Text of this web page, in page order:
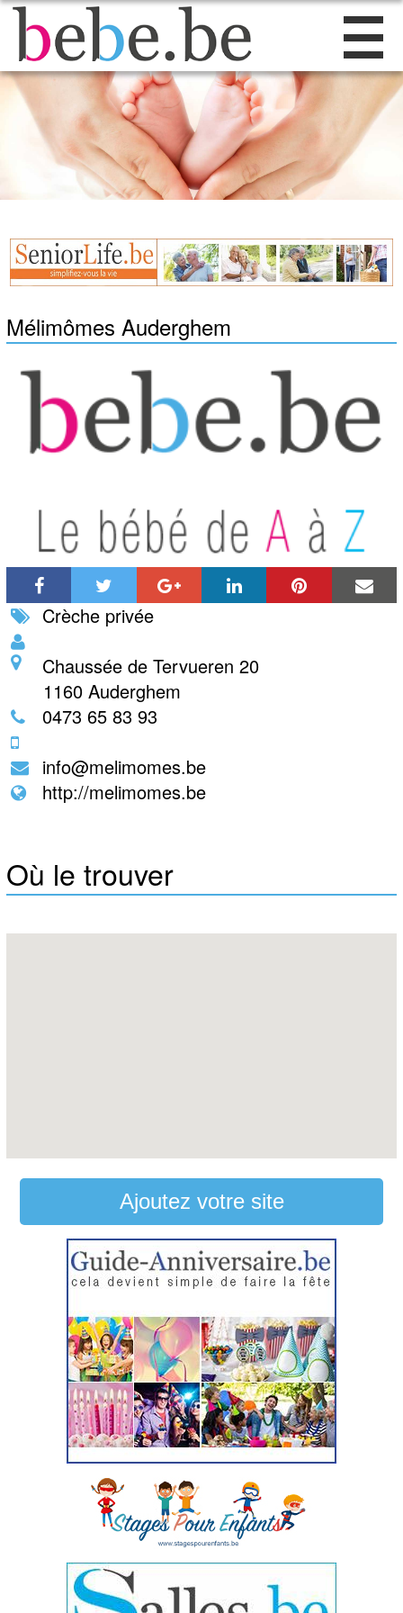
Mélimômes Auderghem
Crèche privée
Chaussée de Tervueren 20
1160 Auderghem
0473 65 83 93
info@melimomes.be
http://melimomes.be
Où le trouver
Ajoutez votre site